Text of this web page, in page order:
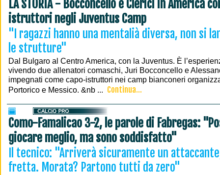
LA STORIA - Bocconcello e Clerici in America
istruttori negli Juventus Camp
"I ragazzi hanno una mentalià diversa, non si
le strutture"
Dal Bulgaro al Centro America, con la Juventus. È
vivendo due allenatori comaschi, Juri Bocconcello e
impegnati come capo-istruttori nei camp bianconeri
Portorico e Messico. &nb ... Continua...
Como-Famalicao 3-2, le parole di Fabregas:
giocare meglio, ma sono soddisfatto"
Il tecnico: "Arriverà sicuramente un
fretta. Morata? Partono tutti da zero"